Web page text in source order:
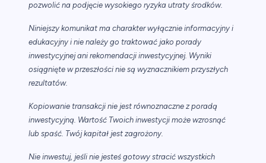
pozwolić na podjęcie wysokiego ryzyka utraty środków.
Niniejszy komunikat ma charakter wyłącznie informacyjny i
edukacyjny i nie należy go traktować jako porady
inwestycyjnej ani rekomendacji inwestycyjnej. Wyniki
osiągnięte w przeszłości nie są wyznacznikiem przyszłych
rezultatów.
Kopiowanie transakcji nie jest równoznaczne z poradą
inwestycyjną. Wartość Twoich inwestycji może wzrosnąć
lub spaść. Twój kapitał jest zagrożony.
Nie inwestuj, jeśli nie jesteś gotowy stracić wszystkich